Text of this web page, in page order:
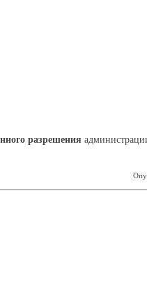
разрешения